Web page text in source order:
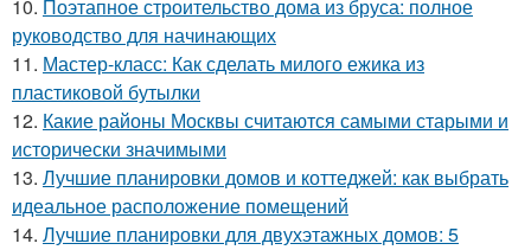
10. Поэтапное строительство дома из бруса: полное
руководство для начинающих
11. Мастер-класс: Как сделать милого ежика из
пластиковой бутылки
12. Какие районы Москвы считаются самыми старыми и
исторически значимыми
13. Лучшие планировки домов и коттеджей: как выбрать
идеальное расположение помещений
14. Лучшие планировки для двухэтажных домов: 5